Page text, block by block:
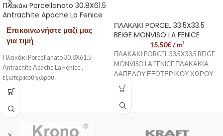
Πλακάκι Porcellanato 30.8X61.5
Antrachite Apache La Fenice
Επικοινωνήστε μαζί μας
για τιμή
Πλακάκι Porcellanato 30.8X61.5
Antrachite Apache La Fenice ,
εξωτερικού χώρου .
ΠΛΑΚΑΚΙ PORCEL 33.5X33.5
BEIGE MONVISO LA FENICE
15,50€/ m²
ΠΛΑΚΑΚΙ PORCEL 33.5X33.5 BEIGE
MONVISO LA FENICE ΠΛΑΚΑΚΙΑ
ΔΑΠΕΔΟΥ ΕΞΩΤΕΡΙΚΟΥ ΧΩΡΟΥ